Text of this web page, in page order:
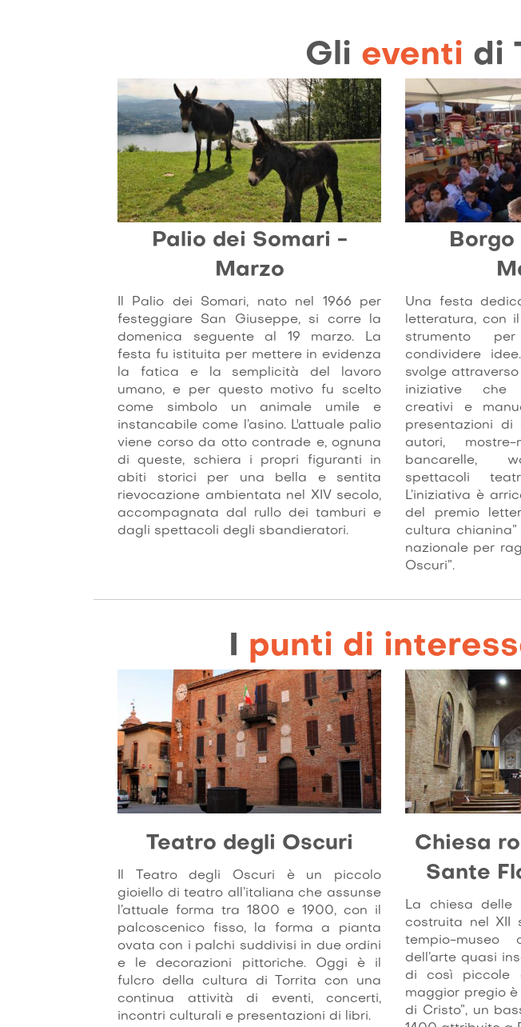
in ambito musicale e letterario come il Torrita Blues o il Borgo dei
Gli eventi di
Palio dei Somari -
Marzo
Il Palio dei Somari, nato nel 1966 per
festeggiare San Giuseppe, si corre la
domenica seguente al 19 marzo. La
festa fu istituita per mettere in evidenza
la fatica e la semplicità del lavoro
umano, e per questo motivo fu scelto
come simbolo un animale umile e
instancabile come l’asino. L'attuale palio
viene corso da otto contrade e, ognuna
di queste, schiera i propri figuranti in
abiti storici per una bella e sentita
rievocazione ambientata nel XIV secolo,
accompagnata dal rullo dei tamburi e
dagli spettacoli degli sbandieratori.
Una festa
letteratura, con
strumento
condividere
svolge
iniziative che
creativi e
presentazioni
autori,
bancarelle,
spettacoli
L’iniziativa è
del premio
cultura
nazionale per
Oscuri”.
I punti di
Teatro degli Oscuri
Il Teatro degli Oscuri è un piccolo
gioiello di teatro all’italiana che assunse
l’attuale forma tra 1800 e 1900, con il
palcoscenico fisso, la forma a pianta
ovata con i palchi suddivisi in due ordini
e le decorazioni pittoriche. Oggi è il
fulcro della cultura di Torrita con una
continua attività di eventi, concerti,
incontri culturali e presentazioni di libri.
Chiesa
Sante
La chiesa delle
costruita nel XII
tempio-museo
dell’arte quasi
di così piccole
maggior pregio
di Cristo”, un